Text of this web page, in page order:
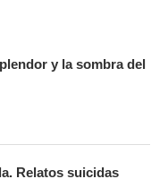
y la sombra del
Relatos suicidas